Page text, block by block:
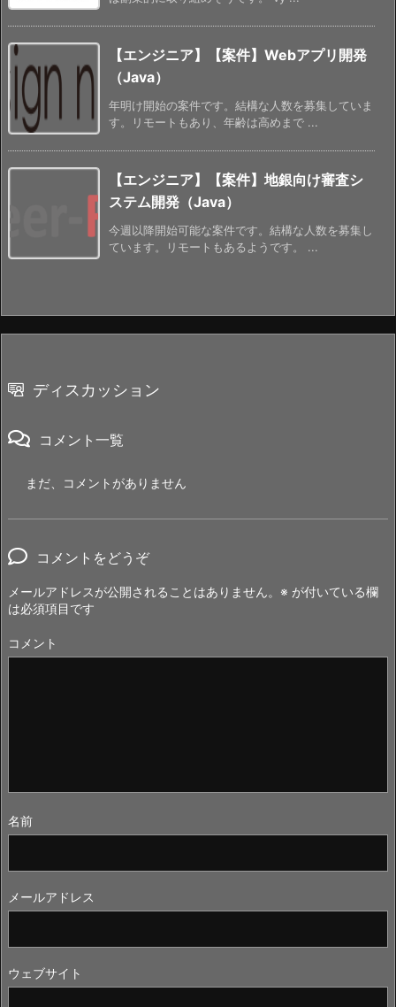
【エンジニア】【案件】Webアプリ開発
（Java）
年明け開始の案件です。結構な人数を募集していま
す。リモートもあり、年齢は高めまで ...
【エンジニア】【案件】地銀向け審査シ
ステム開発（Java）
今週以降開始可能な案件です。結構な人数を募集し
ています。リモートもあるようです。 ...
ディスカッション
コメント一覧
まだ、コメントがありません
コメントをどうぞ
メールアドレスが公開されることはありません。 ※ が付いている欄
は必須項目です
コメント
名前
メールアドレス
ウェブサイト